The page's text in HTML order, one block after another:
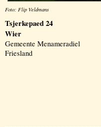
Foto: Flip Veldmans
Tsjerkepaed 24
Wier
Gemeente Menameradiel
Friesland